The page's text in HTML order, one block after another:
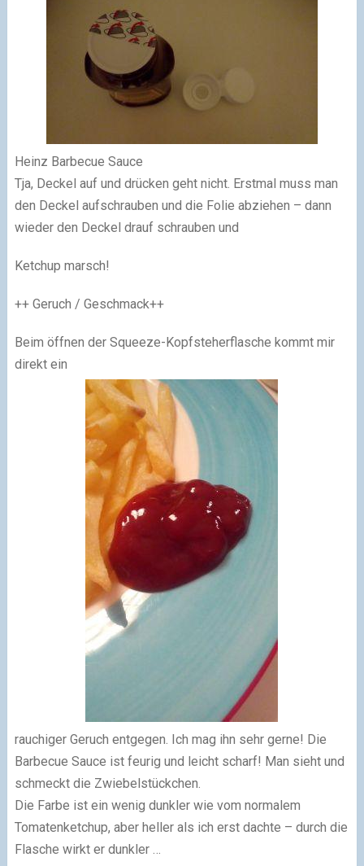
Heinz Barbecue Sauce
Tja, Deckel auf und drücken geht nicht. Erstmal muss man
den Deckel aufschrauben und die Folie abziehen – dann
wieder den Deckel drauf schrauben und
Ketchup marsch!
++ Geruch / Geschmack++
Beim öffnen der Squeeze-Kopfsteherflasche kommt mir
direkt ein
rauchiger Geruch entgegen. Ich mag ihn sehr gerne! Die
Barbecue Sauce ist feurig und leicht scharf! Man sieht und
schmeckt die Zwiebelstückchen.
Die Farbe ist ein wenig dunkler wie vom normalem
Tomatenketchup, aber heller als ich erst dachte – durch die
Flasche wirkt er dunkler …